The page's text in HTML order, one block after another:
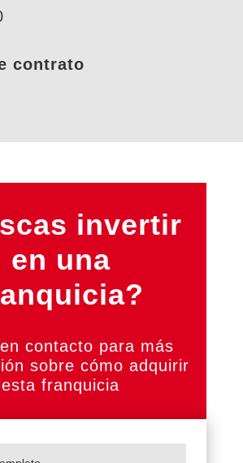
contrato
invertir
en una
contacto para más
sobre cómo adquirir
esta franquicia